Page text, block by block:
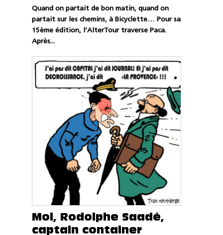
Quand on partait de bon matin, quand on
partait sur les chemins, à Bicyclette… Pour sa
15ème édition, l’AlterTour traverse Paca.
Après...
Moi, Rodolphe Saadé,
captain container